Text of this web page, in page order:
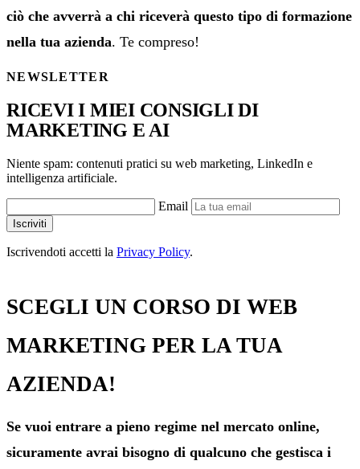
ciò che avverrà a chi riceverà questo tipo di formazione
nella tua azienda. Te compreso!
NEWSLETTER
RICEVI I MIEI CONSIGLI DI
MARKETING E AI
Niente spam: contenuti pratici su web marketing, LinkedIn e
intelligenza artificiale.
Email
Iscriviti
Iscrivendoti accetti la Privacy Policy.
SCEGLI UN CORSO DI WEB
MARKETING PER LA TUA
AZIENDA!
Se vuoi entrare a pieno regime nel mercato online,
sicuramente avrai bisogno di qualcuno che gestisca i